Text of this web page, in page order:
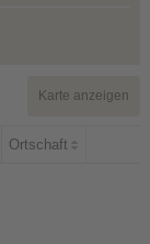
Karte anzeigen
Ortschaft